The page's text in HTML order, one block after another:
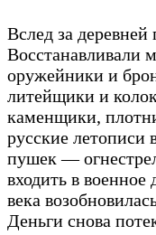
Вслед за
Восстанавливали
оружейники и
литейщики и
каменщики,
русские летописи
пушек —
входить в
века
Деньги снова